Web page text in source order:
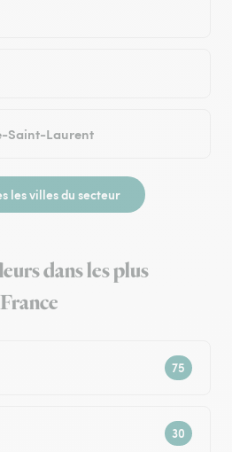
Saint-Laurent
les villes du secteur
dans les plus